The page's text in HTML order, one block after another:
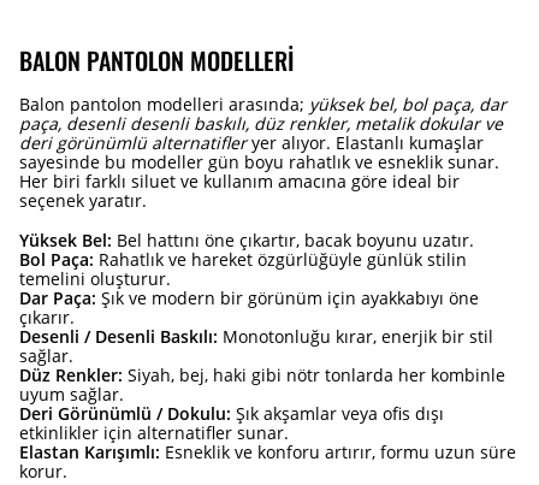
BALON PANTOLON MODELLERI
Balon pantolon modelleri arasında; yüksek bel, bol paça, dar
paça, desenli desenli baskılı, düz renkler, metalik dokular ve
deri görünümlü alternatifleryer alıyor. Elastanlı kumaşlar
sayesinde bu modeller gün boyu rahatlık ve esneklik sunar.
Her biri farklı siluet ve kullanım amacına göre ideal bir
seçenek yaratır.
Yüksek Bel: Bel hattını öne çıkartır, bacak boyunu uzatır.
Bol Paça: Rahatlık ve hareket özgürlüğüyle günlük stilin
temelini oluşturur.
Dar Paça: Şık ve modern bir görünüm için ayakkabıyı öne
çıkarır.
Desenli / Desenli Baskılı: Monotonluğu kırar, enerjik bir stil
sağlar.
Düz Renkler: Siyah, bej, haki gibi nötr tonlarda her kombinle
uyum sağlar.
Deri Görünümlü / Dokulu: Şık akşamlar veya ofis dışı
etkinlikler için alternatifler sunar.
Elastan Karışımlı: Esneklik ve konforu artırır, formu uzun süre
korur.